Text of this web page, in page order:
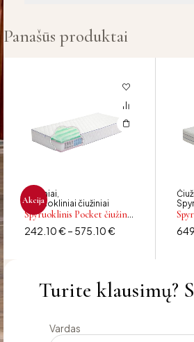
Panašūs produktai
Akcija
Čiužiniai
Spyruokliniai čiužiniai
Spyruoklinis Pocket čiužinys
SUPPERA
242.10€ – 575.10€
Turite klausimų?
Vardas